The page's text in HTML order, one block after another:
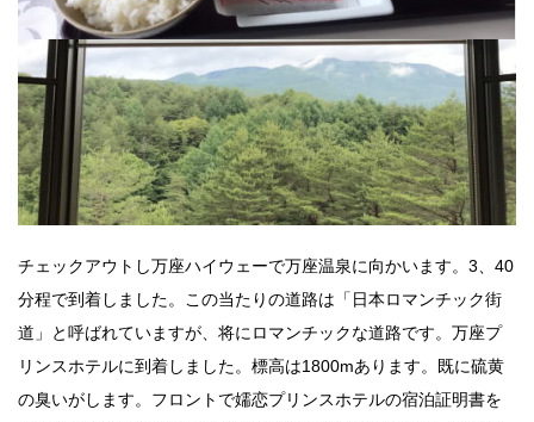
チェックアウトし万座ハイウェーで万座温泉に向かいます。3、40
分程で到着しました。この当たりの道路は「日本ロマンチック街
道」と呼ばれていますが、将にロマンチックな道路です。万座プ
リンスホテルに到着しました。標高は1800mあります。既に硫黄
の臭いがします。フロントで嬬恋プリンスホテルの宿泊証明書を